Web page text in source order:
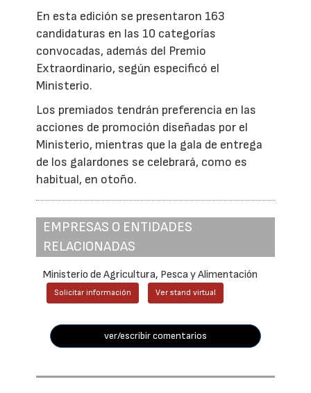
En esta edición se presentaron 163
candidaturas en las 10 categorías
convocadas, además del Premio
Extraordinario, según especificó el
Ministerio.
Los premiados tendrán preferencia en las
acciones de promoción diseñadas por el
Ministerio, mientras que la gala de entrega
de los galardones se celebrará, como es
habitual, en otoño.
EMPRESAS O ENTIDADES
RELACIONADAS
Ministerio de Agricultura, Pesca y Alimentación
Solicitar información Ver stand virtual
ver/escribir comentarios